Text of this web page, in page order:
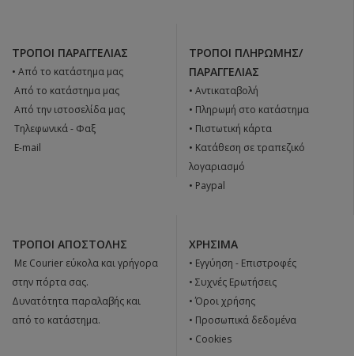
ΤΡΌΠΟΙ ΠΑΡΑΓΓΕΛΊΑΣ
• Από το κατάστημα μας
 Από το κατάστημα μας
 Από την ιστοσελίδα μας
 Tηλεφωνικά - Φαξ
 E-mail
ΤΡΌΠΟΙ ΠΛΗΡΩΜΉΣ/
ΠΑΡΑΓΓΕΛΊΑΣ
• Αντικαταβολή
• Πληρωμή στο κατάστημα
• Πιστωτική κάρτα
• Κατάθεση σε τραπεζικό
λογαριασμό
• Paypal
ΤΡΌΠΟΙ ΑΠΟΣΤΟΛΉΣ
 Με Courier εύκολα και γρήγορα
στην πόρτα σας.
Δυνατότητα παραλαβής και
από το κατάστημα.
ΧΡΉΣΙΜΑ
• Εγγύηση - Επιστροφές
• Συχνές Ερωτήσεις
• Όροι χρήσης
• Προσωπικά δεδομένα
• Cookies